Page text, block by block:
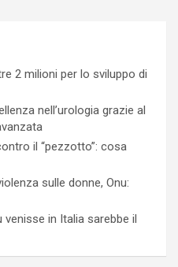
2 milioni per lo sviluppo di
nell’urologia grazie al
il “pezzotto”: cosa
sulle donne, Onu:
venisse in Italia sarebbe il